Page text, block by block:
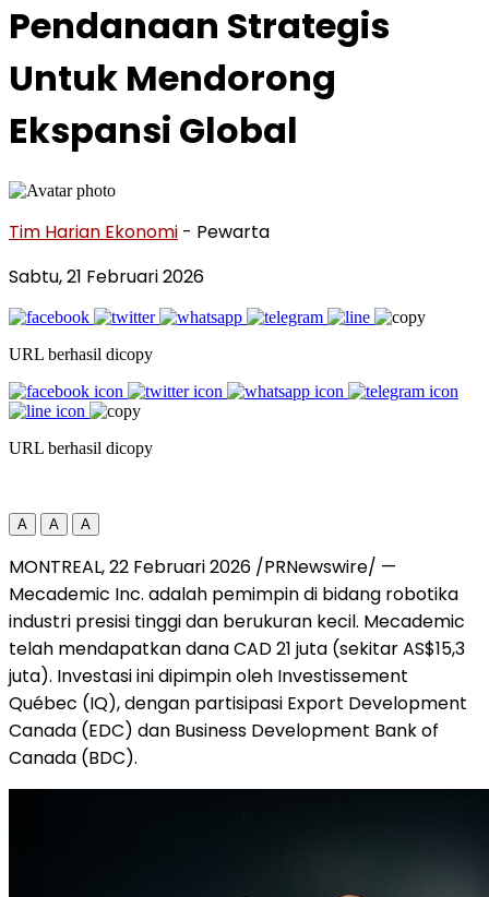
Pendanaan Strategis
Untuk Mendorong
Ekspansi Global
Tim Harian Ekonomi - Pewarta
Sabtu, 21 Februari 2026
URL berhasil dicopy
URL berhasil dicopy
A A A
MONTREAL,22 Februari 2026 /PRNewswire/ —
Mecademic Inc. adalah pemimpin di bidang robotika
industri presisi tinggi dan berukuran kecil. Mecademic
telah mendapatkan dana CAD 21 juta (sekitar AS$15,3
juta). Investasi ini dipimpin oleh Investissement
Québec (IQ), dengan partisipasi Export Development
Canada (EDC) dan Business Development Bank of
Canada (BDC).